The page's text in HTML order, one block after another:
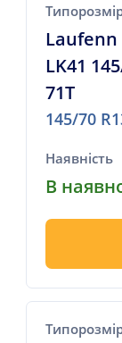
Laufenn
LK41
71T
145/70
Наявність
В